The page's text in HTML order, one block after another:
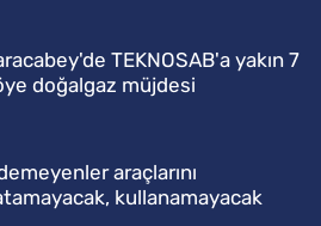
TEKNOSAB'a yakın 7
doğalgaz müjdesi
araçlarını
kullanamayacak